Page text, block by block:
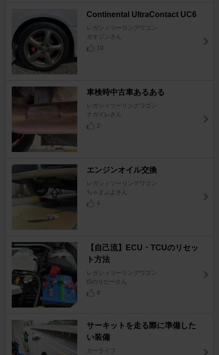
Continental UltraContact UC6
レガシィツーリングワゴン
ガオジンさん
10
車検時中古車あるある
レガシィツーリングワゴン
ナガイレさん
2
エンジンオイル交換
レガシィツーリングワゴン
ちゃまぷよさん
4
【自己流】ECU・TCUのリセッ
ト方法
レガシィツーリングワゴン
tSのりだーさん
8
サーキットを走る際に準備した
い装備
カーライフ